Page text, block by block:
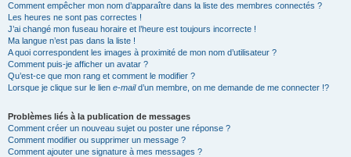
Comment empêcher mon nom d’apparaître dans la liste des membres connectés ?
Les heures ne sont pas correctes !
J’ai changé mon fuseau horaire et l’heure est toujours incorrecte !
Ma langue n’est pas dans la liste !
A quoi correspondent les images à proximité de mon nom d’utilisateur ?
Comment puis-je afficher un avatar ?
Qu’est-ce que mon rang et comment le modifier ?
Lorsque je clique sur le lien e-maild’un membre, on me demande de me connecter !?
Problèmes liés à la publication de messages
Comment créer un nouveau sujet ou poster une réponse ?
Comment modifier ou supprimer un message ?
Comment ajouter une signature à mes messages ?